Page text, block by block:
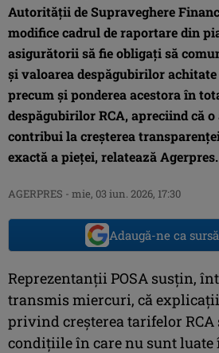
Autorităţii de Supraveghere
modifice cadrul de raportare din
asigurătorii să fie obligaţi să
şi valoarea despăgubirilor
precum şi ponderea acestora în
despăgubirilor RCA, apreciind că
contribui la creşterea
exactă a pieţei, relatează Agerpres.
AGERPRES - mie, 03 iun. 2026, 17:30
Adaugă-ne ca
Reprezentanţii POSA susţin,
transmis miercuri, că
privind creşterea tarifelor
condiţiile în care nu sunt